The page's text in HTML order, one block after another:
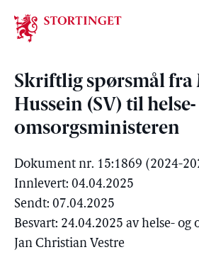
Stortinget.no
Skriftlig spørsmål fra
Hussein (SV) til helse-
omsorgsministeren
Dokument nr. 15:1869 (2024-
Innlevert: 04.04.2025
Sendt: 07.04.2025
Besvart: 24.04.2025 av helse-
Jan Christian Vestre